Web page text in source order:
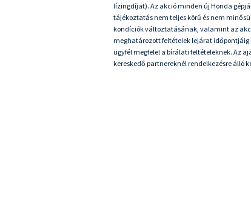
lízingdíjat). Az akció minden új Honda
tájékoztatás nem teljes körű és nem
kondíciók változtatásának, valamint az
meghatározott feltételek lejárat
ügyfél megfelel a bírálati feltételeknek. Az
kereskedő partnereknél rendelkezésre álló